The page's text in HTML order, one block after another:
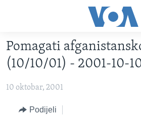
glavni
sadržaj
Pređi
na
navigaciju
TV PROGRAM
VIDEO
FOTOGRAFIJE DANA
VIJESTI
Pomagati
(10/10/01) - 2001-10-
10 oktobar, 2001
Podijeli